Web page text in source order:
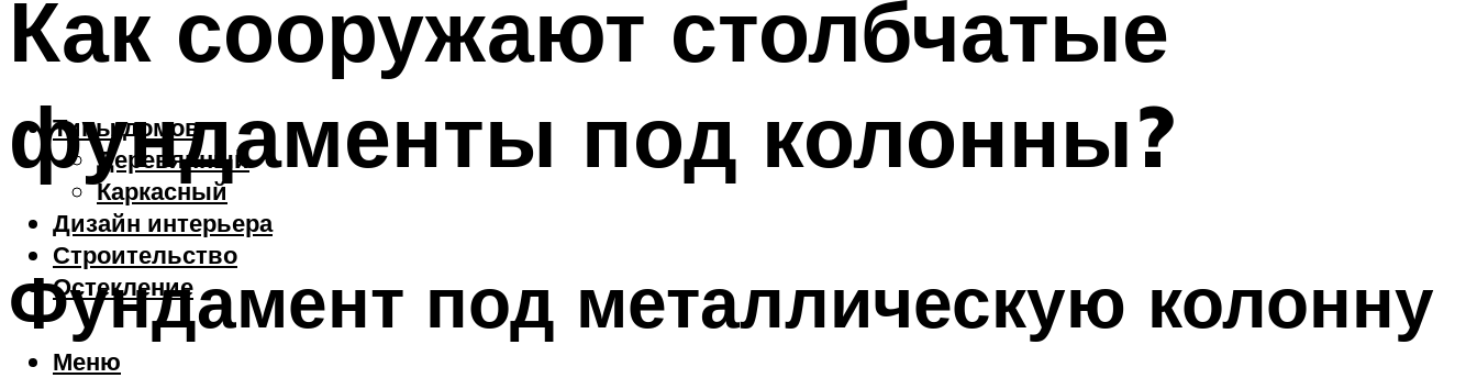
Типы домов
Деревянный
Каркасный
Дизайн интерьера
Строительство
Остекление
Меню
Как сооружают столбчатые
фундаменты под колонны?
Фундамент под металлическую колонну